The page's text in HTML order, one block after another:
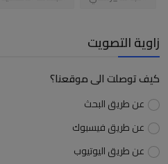
زاوية التصويت
كيف توصلت الى موقعنا؟
عن طريق البحث
عن طريق فيسبوك
عن طريق اليوتيوب